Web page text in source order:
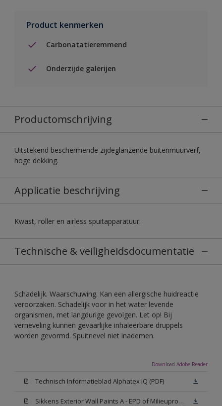
Product kenmerken
Carbonatatieremmend
Onderzijde galerijen
Productomschrijving
Uitstekend beschermende zijdeglanzende buitenmuurverf,
hoge dekking.
Applicatie beschrijving
Kwast, roller en airless spuitapparatuur.
Technische & veiligheidsdocumentatie
Schadelijk. Waarschuwing. Kan een allergische huidreactie
veroorzaken. Schadelijk voor in het water levende
organismen, met langdurige gevolgen. Let op! Bij
verneveling kunnen gevaarlijke inhaleerbare druppels
worden gevormd. Spuitnevel niet inademen.
Download Adobe Reader
Technisch Informatieblad Alphatex IQ (PDF)
Sikkens Exterior Wall Paints A - EPD of Milieuproductverklaring